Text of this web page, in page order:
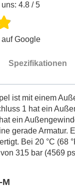
4.8 / 5
Google
Spezifikationen
ist mit einem
1 hat ein
ein
gerade Armatur.
Bei 20 °C (68
315 bar (4569
M